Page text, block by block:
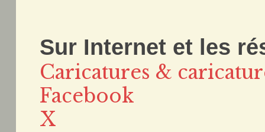
Sur Internet et les
Caricatures &
Facebook
X